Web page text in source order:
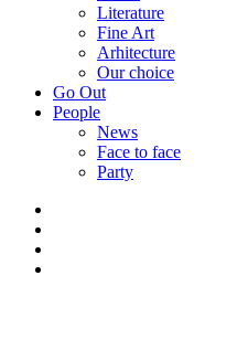
Literature
Fine Art
Arhitecture
Our choice
Go Out
People
News
Face to face
Party